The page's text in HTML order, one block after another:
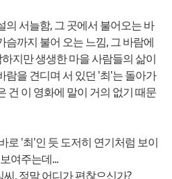
의 서늘함, 그 곳에서 불어오는 바
슴까지 불어 오는 느낌, 그 바람에
지만 생생한 마을 사람들의 삶이
람을 견디며 서 있던 '최'는 돌아가
건 이 영화에 말이 거의 없기 때문
로 '최'인 듯 도저히 연기처럼 보이
여주는데...
, 정말 어디가 편찮으신가?